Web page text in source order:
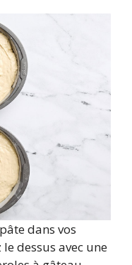
dans vos
dessus avec une